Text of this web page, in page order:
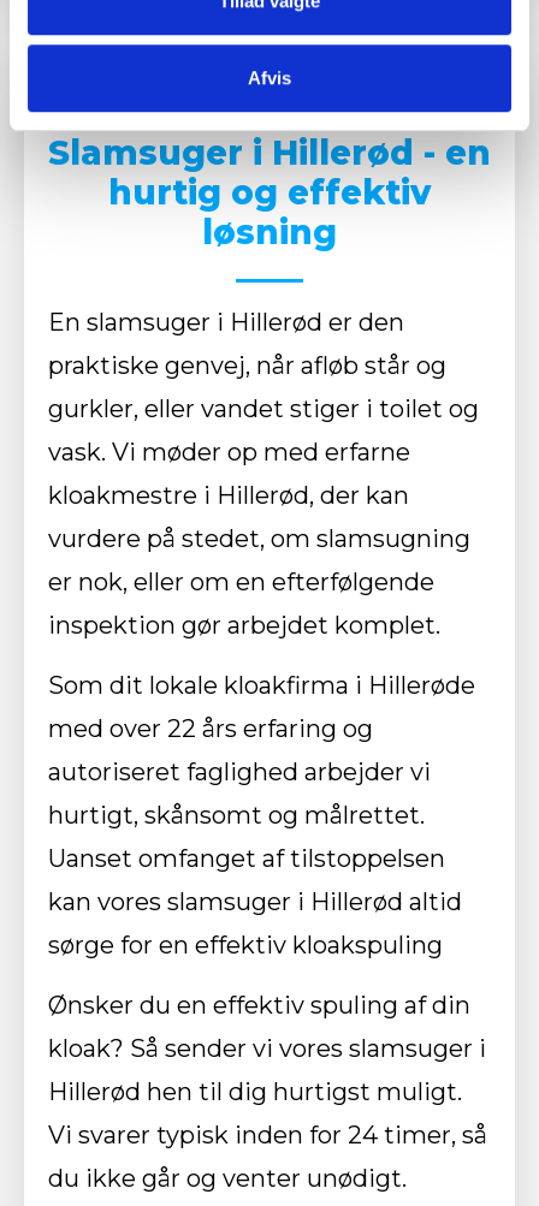
Afvis
Slamsuger i Hillerød - en
hurtig og effektiv
løsning
En slamsuger i Hillerød er den
praktiske genvej, når afløb står og
gurkler, eller vandet stiger i toilet og
vask. Vi møder op med erfarne
kloakmestre i Hillerød, der kan
vurdere på stedet, om slamsugning
er nok, eller om en efterfølgende
inspektion gør arbejdet komplet.
Som dit lokale kloakfirma i Hillerøde
med over 22 års erfaring og
autoriseret faglighed arbejder vi
hurtigt, skånsomt og målrettet.
Uanset omfanget af tilstoppelsen
kan vores slamsuger i Hillerød altid
sørge for en effektiv kloakspuling
Ønsker du en effektiv spuling af din
kloak? Så sender vi vores slamsuger i
Hillerød hen til dig hurtigst muligt.
Vi svarer typisk inden for 24 timer, så
du ikke går og venter unødigt.